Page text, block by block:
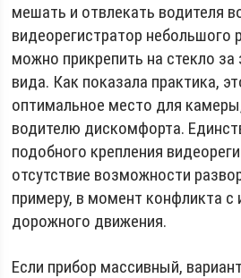
мешать и отвлекать водителя
видеорегистратор небольшого
можно прикрепить на стекло за
вида. Как показала практика,
оптимальное место для
водителю дискомфорта.
подобного крепления
отсутствие возможности
примеру, в момент конфликта с
дорожного движения.
Если прибор массивный,